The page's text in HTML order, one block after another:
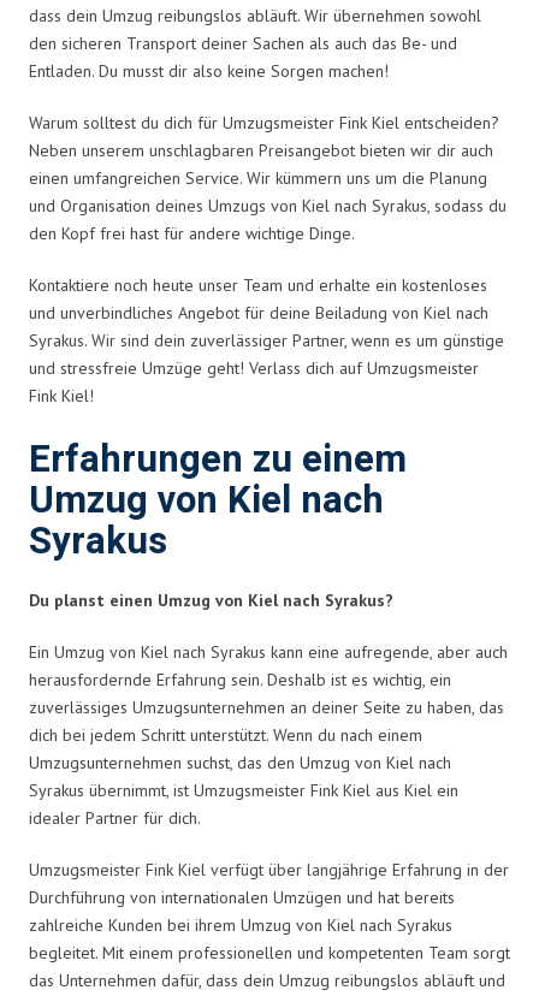
dass dein Umzug reibungslos abläuft. Wir übernehmen sowohl
den sicheren Transport deiner Sachen als auch das Be- und
Entladen. Du musst dir also keine Sorgen machen!
Warum solltest du dich für Umzugsmeister Fink Kiel entscheiden?
Neben unserem unschlagbaren Preisangebot bieten wir dir auch
einen umfangreichen Service. Wir kümmern uns um die Planung
und Organisation deines Umzugs von Kiel nach Syrakus, sodass du
den Kopf frei hast für andere wichtige Dinge.
Kontaktiere noch heute unser Team und erhalte ein kostenloses
und unverbindliches Angebot für deine Beiladung von Kiel nach
Syrakus. Wir sind dein zuverlässiger Partner, wenn es um günstige
und stressfreie Umzüge geht! Verlass dich auf Umzugsmeister
Fink Kiel!
Erfahrungen zu einem
Umzug von Kiel nach
Syrakus
Du planst einen Umzug von Kiel nach Syrakus?
Ein Umzug von Kiel nach Syrakus kann eine aufregende, aber auch
herausfordernde Erfahrung sein. Deshalb ist es wichtig, ein
zuverlässiges Umzugsunternehmen an deiner Seite zu haben, das
dich bei jedem Schritt unterstützt. Wenn du nach einem
Umzugsunternehmen suchst, das den Umzug von Kiel nach
Syrakus übernimmt, ist Umzugsmeister Fink Kiel aus Kiel ein
idealer Partner für dich.
Umzugsmeister Fink Kiel verfügt über langjährige Erfahrung in der
Durchführung von internationalen Umzügen und hat bereits
zahlreiche Kunden bei ihrem Umzug von Kiel nach Syrakus
begleitet. Mit einem professionellen und kompetenten Team sorgt
das Unternehmen dafür, dass dein Umzug reibungslos abläuft und